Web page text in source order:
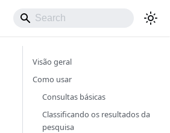
Visão geral
Como usar
Consultas básicas
Classificando os resultados da
pesquisa